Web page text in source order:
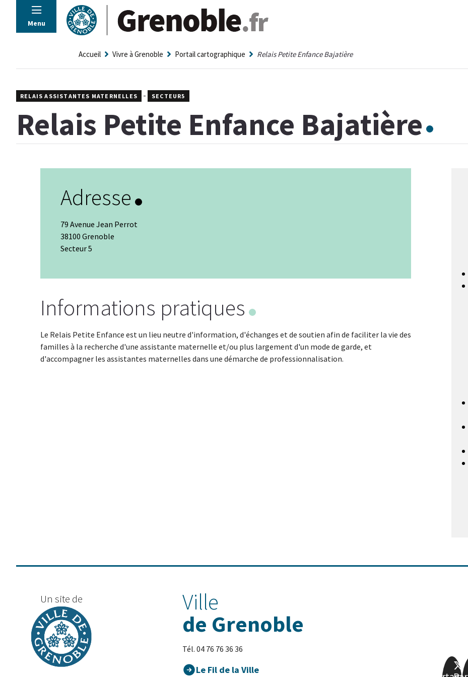
Panneau de gestion des cookies
Menu
Accueil Vivre à Grenoble Portail cartographique Relais Petite Enfance Bajatière
Relais Petite Enfance Bajatière
RELAIS ASSISTANTES MATERNELLES - SECTEUR5
Adresse
79 Avenue Jean Perrot
38100 Grenoble
Secteur 5
+
Informations pratiques
Le Relais Petite Enfance est un lieu neutre d'information, d'échanges et de soutien afin de faciliter la vie des
familles à la recherche d'une assistante maternelle et/ou plus largement d'un mode de garde, et
d'accompagner les assistantes maternelles dans une démarche de professionnalisation.
Un site de
Ville
de Grenoble
Tél. 04 76 76 36 36
Le Fil de la Ville